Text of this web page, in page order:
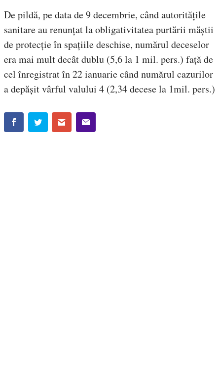
De pildă, pe data de 9 decembrie, când autoritățile
sanitare au renunțat la obligativitatea purtării măștii
de protecție în spațiile deschise, numărul deceselor
era mai mult decât dublu (5,6 la 1 mil. pers.) față de
cel înregistrat în 22 ianuarie când numărul cazurilor
a depășit vârful valului 4 (2,34 decese la 1mil. pers.)